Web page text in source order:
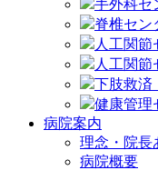
手外科セ
脊椎セン
人工関節
人工関節
下肢救済
健康管理
病院案内
理念・院長
病院概要